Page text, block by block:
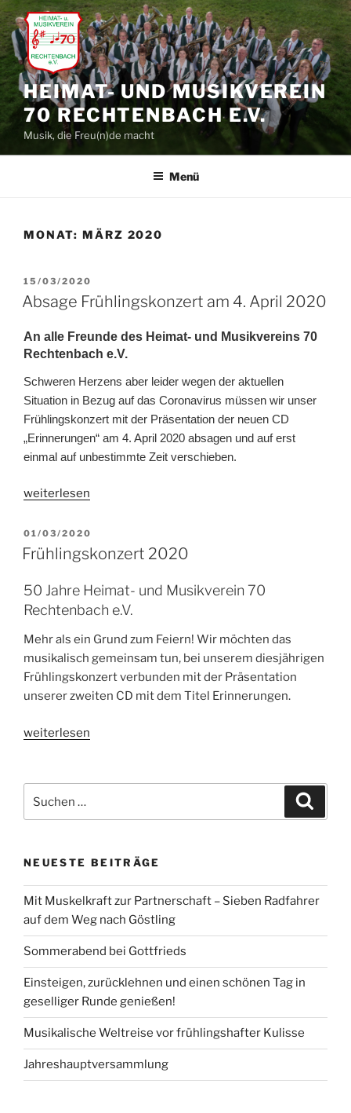
Zum
Inhalt
springen
HEIMAT- UND MUSIKVEREIN
70 RECHTENBACH E.V.
Musik, die Freu(n)de macht
Menü
MONAT: MÄRZ 2020
VERÖFFENTLICHT
AM
15/03/2020
Absage Frühlingskonzert am 4. April 2020
An alle Freunde des Heimat- und Musikvereins 70
Rechtenbach e.V.
Schweren Herzens aber leider wegen der aktuellen
Situation in Bezug auf das Coronavirus müssen wir unser
Frühlingskonzert mit der Präsentation der neuen CD
„Erinnerungen“ am 4. April 2020 absagen und auf erst
einmal auf unbestimmte Zeit verschieben.
„Absage
am
4.
2020“
weiterlesen
VERÖFFENTLICHT
AM
01/03/2020
Frühlingskonzert 2020
50 Jahre Heimat- und Musikverein 70
Rechtenbach e.V.
Mehr als ein Grund zum Feiern! Wir möchten das
musikalisch gemeinsam tun, bei unserem diesjährigen
Frühlingskonzert verbunden mit der Präsentation
unserer zweiten CD mit dem Titel Erinnerungen.
„Frühlingskonzert
weiterlesen
nach:
NEUESTE BEITRÄGE
Mit Muskelkraft zur Partnerschaft – Sieben Radfahrer
auf dem Weg nach Göstling
Sommerabend bei Gottfrieds
Einsteigen, zurücklehnen und einen schönen Tag in
geselliger Runde genießen!
Musikalische Weltreise vor frühlingshafter Kulisse
Jahreshauptversammlung